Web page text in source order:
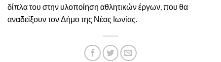
δίπλα του στην υλοποίηση αθλητικών έργων, που θα
αναδείξουν τον Δήμο της Νέας Ιωνίας.